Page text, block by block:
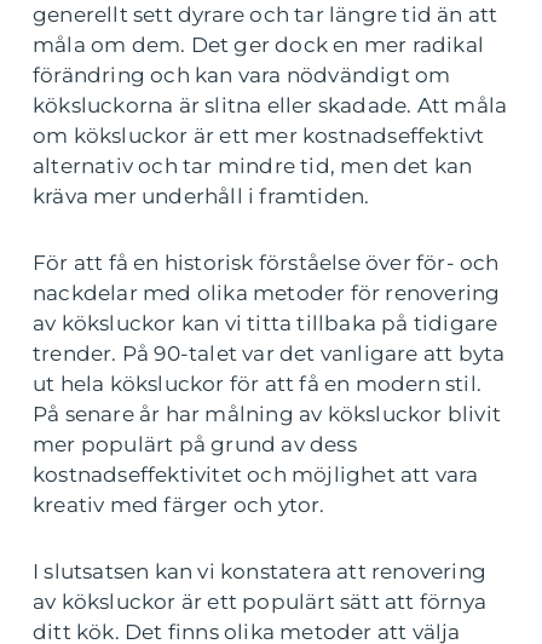
generellt sett dyrare och tar längre tid än att
måla om dem. Det ger dock en mer radikal
förändring och kan vara nödvändigt om
köksluckorna är slitna eller skadade. Att måla
om köksluckor är ett mer kostnadseffektivt
alternativ och tar mindre tid, men det kan
kräva mer underhåll i framtiden.
För att få en historisk förståelse över för- och
nackdelar med olika metoder för renovering
av köksluckor kan vi titta tillbaka på tidigare
trender. På 90-talet var det vanligare att byta
ut hela köksluckor för att få en modern stil.
På senare år har målning av köksluckor blivit
mer populärt på grund av dess
kostnadseffektivitet och möjlighet att vara
kreativ med färger och ytor.
I slutsatsen kan vi konstatera att renovering
av köksluckor är ett populärt sätt att förnya
ditt kök. Det finns olika metoder att välja